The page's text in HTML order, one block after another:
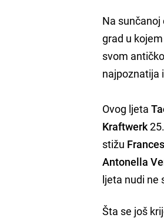
Na
grad u
svom
najpoznatija
Ovog ljeta
Kraftwerk
stižu
Antonella
ljeta nudi ne
Šta se još